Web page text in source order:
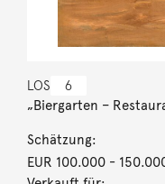
LOS 6
„Biergarten –
Schätzung:
EUR 100.000-